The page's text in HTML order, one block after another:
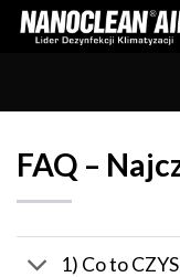
Skip
FAQ –
1) Co to